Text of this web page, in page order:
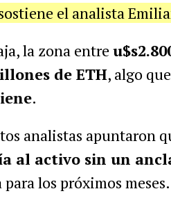
el analista
la zona entre
de ETH, algo
.
analistas apuntaron
al activo sin un
para los próximos meses.